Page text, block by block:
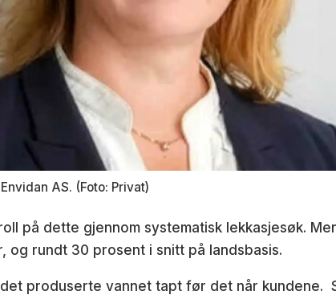
AS. (Foto: Privat)
på dette gjennom systematisk lekkasjesøk.
og rundt 30 prosent i snitt på landsbasis.
produserte vannet tapt før det når kundene.